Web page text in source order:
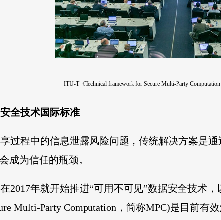
ITU-T《Technical framework for Secure Multi-Party
全技术国际标准
过程中的信息泄露风险问题，传统解决方案是
成为信任的瓶颈。
2017年就开始推进“可用不可见”数据安全技术
Multi-Party Computation，简称MPC)是目前有